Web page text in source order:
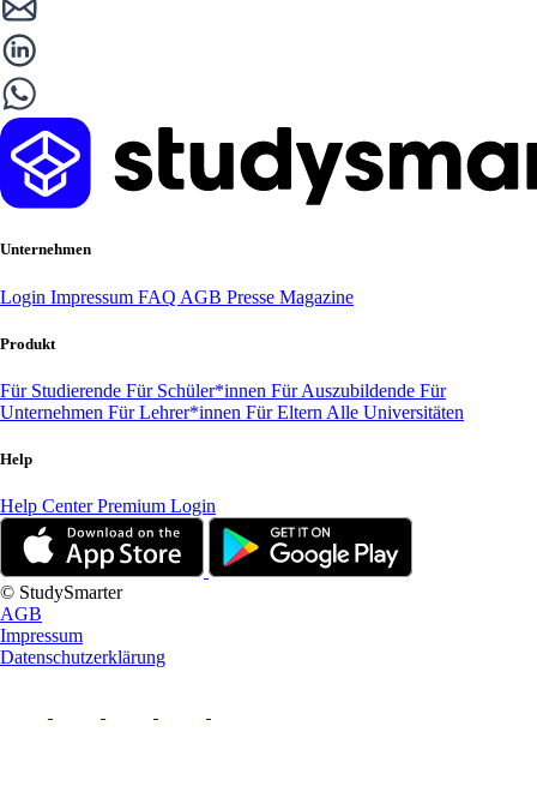
Unternehmen
Login Impressum FAQ AGB Presse Magazine
Produkt
Für Studierende Für Schüler*innen Für Auszubildende Für
Unternehmen Für Lehrer*innen Für Eltern Alle Universitäten
Help
Help CenterPremium Login
© StudySmarter
AGB
Impressum
Datenschutzerklärung